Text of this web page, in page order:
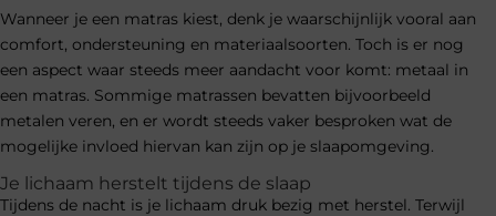
Wanneer je een matras kiest, denk je waarschijnlijk vooral aan
comfort, ondersteuning en materiaalsoorten. Toch is er nog
een aspect waar steeds meer aandacht voor komt: metaal in
een matras. Sommige matrassen bevatten bijvoorbeeld
metalen veren, en er wordt steeds vaker besproken wat de
mogelijke invloed hiervan kan zijn op je slaapomgeving.
Je lichaam herstelt tijdens de slaap
Tijdens de nacht is je lichaam druk bezig met herstel. Terwijl